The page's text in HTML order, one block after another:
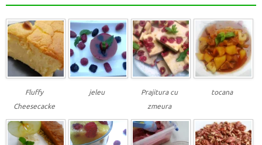
Fluffy
Cheesecacke
jeleu
Prajitura cu
zmeura
tocana